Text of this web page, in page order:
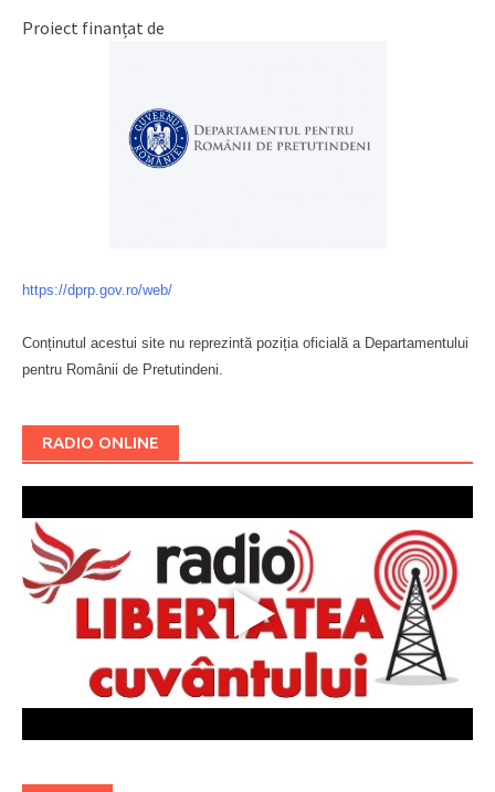
Proiect finanțat de
https://dprp.gov.ro/web/
Conținutul acestui site nu reprezintă poziția oficială a Departamentului
pentru Românii de Pretutindeni.
RADIO ONLINE